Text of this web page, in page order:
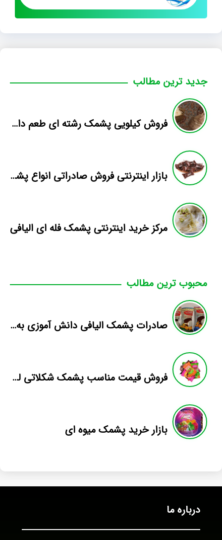
جدید ترین مطالب
فروش کیلویی پشمک رشته ای طعم دار میوه
بازار اینترنتی فروش صادراتی انواع پشمک الیافی/شکلاتی
مرکز خرید اینترنتی پشمک فله ای الیافی
محبوب ترین مطالب
صادرات پشمک الیافی دانش آموزی به افغانستان
فروش قیمت مناسب پشمک شکلاتی لقمه پت ۵۰۰ گرم
بازار خرید پشمک میوه ای
درباره ما